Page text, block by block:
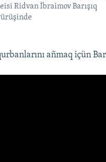
Ridvan İbraimov Barışıq
añmaq içün